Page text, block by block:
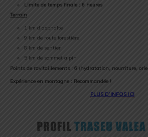
Limite de temps finale : 6 heures
Terrain
1 km d’asphalte
9 km de route forestière
8 km de sentier
5 km de sommet alpin
Points de ravitaillements : 6 (hydratation, nourriture,
Expérience en montagne : Recommandée !
PLUS D’INFOS ICI